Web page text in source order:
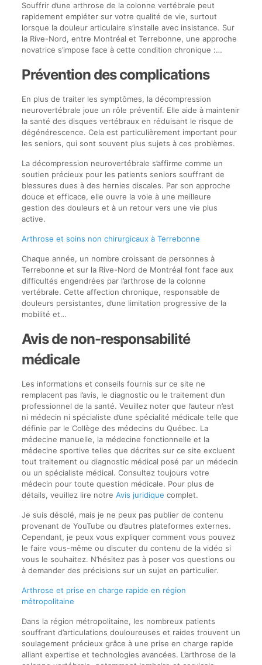
Souffrir d’une arthrose de la colonne vertébrale peut
rapidement empiéter sur votre qualité de vie, surtout
lorsque la douleur articulaire s’installe avec insistance. Sur
la Rive-Nord, entre Montréal et Terrebonne, une approche
novatrice s’impose face à cette condition chronique :…
Prévention des complications
En plus de traiter les symptômes, la décompression
neurovertébrale joue un rôle préventif. Elle aide à maintenir
la santé des disques vertébraux en réduisant le risque de
dégénérescence. Cela est particulièrement important pour
les seniors, qui sont souvent plus sujets à ces problèmes.
La décompression neurovertébrale s’affirme comme un
soutien précieux pour les patients seniors souffrant de
blessures dues à des hernies discales. Par son approche
douce et efficace, elle ouvre la voie à une meilleure
gestion des douleurs et à un retour vers une vie plus
active.
Arthrose et soins non chirurgicaux à Terrebonne
Chaque année, un nombre croissant de personnes à
Terrebonne et sur la Rive-Nord de Montréal font face aux
difficultés engendrées par l’arthrose de la colonne
vertébrale. Cette affection chronique, responsable de
douleurs persistantes, d’une limitation progressive de la
mobilité et…
Avis de non-responsabilité
médicale
Les informations et conseils fournis sur ce site ne
remplacent pas l’avis, le diagnostic ou le traitement d’un
professionnel de la santé. Veuillez noter que l’auteur n’est
ni médecin ni spécialiste d’une spécialité médicale telle que
définie par le Collège des médecins du Québec. La
médecine manuelle, la médecine fonctionnelle et la
médecine sportive telles que décrites sur ce site excluent
tout traitement ou diagnostic médical posé par un médecin
ou un spécialiste médical. Consultez toujours votre
médecin pour toute question médicale. Pour plus de
détails, veuillez lire notre Avis juridique complet.
Je suis désolé, mais je ne peux pas publier de contenu
provenant de YouTube ou d’autres plateformes externes.
Cependant, je peux vous expliquer comment vous pouvez
le faire vous-même ou discuter du contenu de la vidéo si
vous le souhaitez. N’hésitez pas à poser vos questions ou
à demander des précisions sur un sujet en particulier.
Arthrose et prise en charge rapide en région
métropolitaine
Dans la région métropolitaine, les nombreux patients
souffrant d’articulations douloureuses et raides trouvent un
soulagement précieux grâce à une prise en charge rapide
alliant expertise et technologies avancées. L’arthrose de la